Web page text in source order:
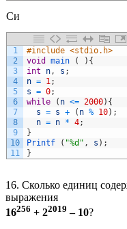
Си
1
2
3
4
5
6
7
8
9
10
11
#include <stdio.h>
void
main ( ) {
int
n, s ;
n = 1;
s = 0;
while
( n <= 2000) {
s = s + ( n % 10) ;
n = n * 4;
}
Printf
( "%d" , s ) ;
}
16. Сколько единиц
выражения
16256 + 22019 – 10?